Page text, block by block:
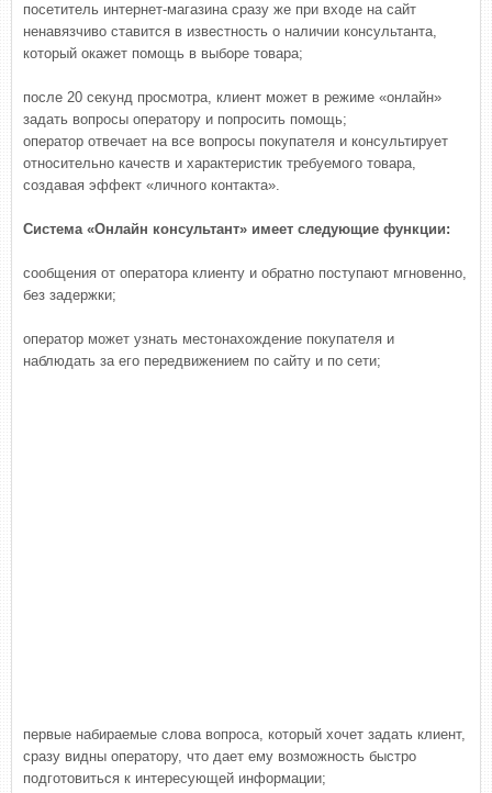
посетитель интернет-магазина сразу же при входе на сайт
ненавязчиво ставится в известность о наличии консультанта,
который окажет помощь в выборе товара;
после 20 секунд просмотра, клиент может в режиме «онлайн»
задать вопросы оператору и попросить помощь;
оператор отвечает на все вопросы покупателя и консультирует
относительно качеств и характеристик требуемого товара,
создавая эффект «личного контакта».
Система «Онлайн консультант» имеет следующие функции:
сообщения от оператора клиенту и обратно поступают мгновенно,
без задержки;
оператор может узнать местонахождение покупателя и
наблюдать за его передвижением по сайту и по сети;
первые набираемые слова вопроса, который хочет задать клиент,
сразу видны оператору, что дает ему возможность быстро
подготовиться к интересующей информации;